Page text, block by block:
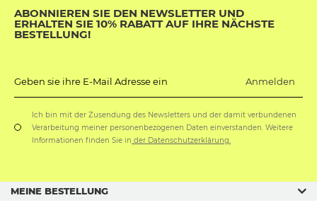
ABONNIEREN SIE DEN NEWSLETTER UND
ERHALTEN SIE 10% RABATT AUF IHRE NÄCHSTE
BESTELLUNG!
Geben sie ihre E-Mail Adresse ein Anmelden
Ich bin mit der Zusendung des Newsletters und der damit verbundenen
Verarbeitung meiner personenbezogenen Daten einverstanden. Weitere
Informationen finden Sie in der Datenschutzerklärung.
MEINE BESTELLUNG